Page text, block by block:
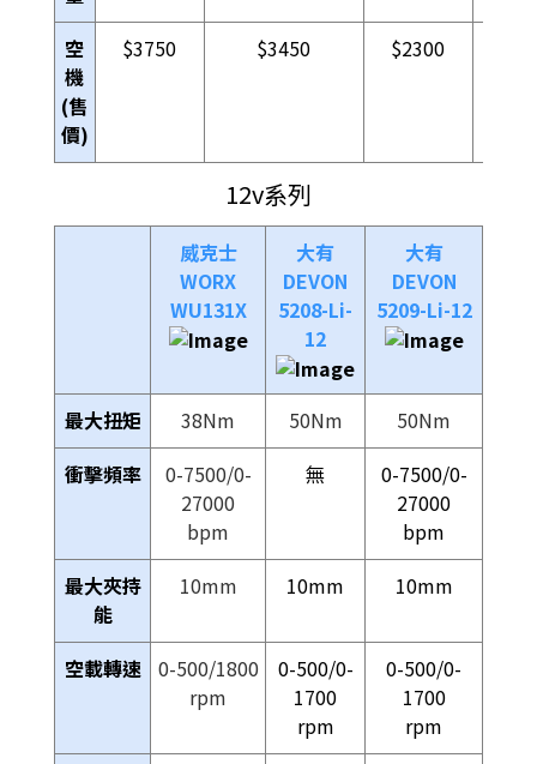
空
機
(售
價)
$3750 $3450 $2300
12v系列
威克士
WORX
WU131X
大有
DEVON
5208-Li-
12
大有
DEVON
5209-Li-12
最大扭矩 38Nm 50Nm
50Nm
衝擊頻率
0-7500/0-
27000
bpm
無
0-7500/0-
27000
bpm
最大夾持
能
10mm 10mm 10mm
空載轉速
0-500/1800
rpm
0-500/0-
1700
rpm
0-500/0-
1700
rpm